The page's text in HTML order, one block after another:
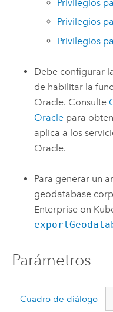
Privilegios
Privilegios
Privilegios
Debe configurar
de habilitar la
Oracle. Consulte
Oracle para
aplica a los
Oracle.
Para generar un
geodatabase
Enterprise on
Parámetros
Cuadro de diálogo